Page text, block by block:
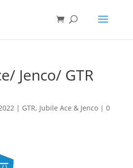
Jenco/ GTR
| GTR, Jubile Ace & Jenco| 0